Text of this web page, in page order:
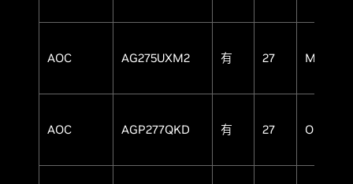
AOC AG275UXM2 有 27 MiniLED
AOC AGP277QKD 有 27 OLED